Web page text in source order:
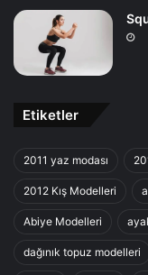
Etiketler
2011 yaz modası
2012 Kış Modelleri
Abiye Modelleri
dağınık topuz modelleri